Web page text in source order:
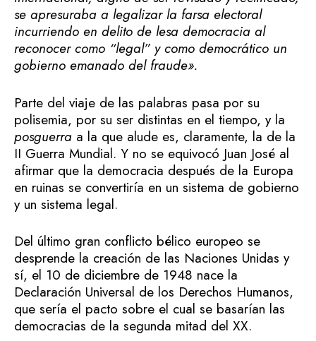
se apresuraba a legalizar la farsa electoral
incurriendo en delito de lesa democracia al
reconocer como “legal” y como democrático un
gobierno emanado del fraude».
Parte del viaje de las palabras pasa por su
polisemia, por su ser distintas en el tiempo, y la
posguerra a la que alude es, claramente, la de la
II Guerra Mundial. Y no se equivocó Juan José al
afirmar que la democracia después de la Europa
en ruinas se convertiría en un sistema de gobierno
y un sistema legal.
Del último gran conflicto bélico europeo se
desprende la creación de las Naciones Unidas y
sí, el 10 de diciembre de 1948 nace la
Declaración Universal de los Derechos Humanos,
que sería el pacto sobre el cual se basarían las
democracias de la segunda mitad del XX.